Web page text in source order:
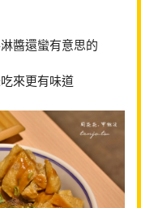
醬還蠻有意思的
來更有味道